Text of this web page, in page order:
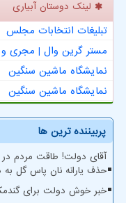
لینک دوستان آبیاری
تبلیغات انتخابات مجلس
مستر گرین وال | مجری و
نمایشگاه ماشین سنگین
نمایشگاه ماشین سنگین
پربیننده ترین ها
آقای دولت! طاقت مردم در
حذف یارانه نان پاس گل
خبر خوش دولت برای